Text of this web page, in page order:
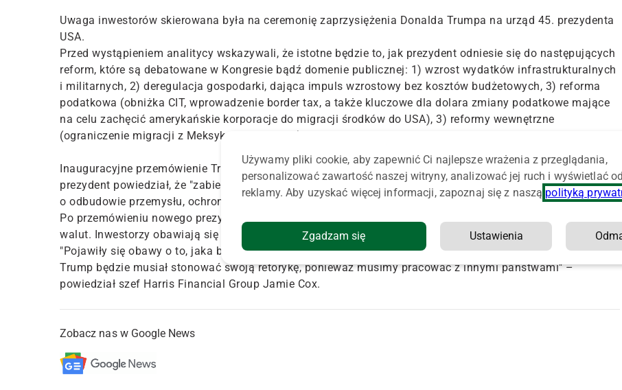
Uwaga inwestorów skierowana była na ceremonię zaprzysiężenia Donalda Trumpa na urząd 45. prezydenta
USA.
Przed wystąpieniem analitycy wskazywali, że istotne będzie to, jak prezydent odniesie się do następujących
reform, które są debatowane w Kongresie bądź domenie publicznej: 1) wzrost wydatków infrastrukturalnych
i militarnych, 2) deregulacja gospodarki, dająca impuls wzrostowy bez kosztów budżetowych, 3) reforma
podatkowa (obniżka CIT, wprowadzenie border tax, a także kluczowe dla dolara zmiany podatkowe mające
na celu zachęcić amerykańskie korporacje do migracji środków do USA), 3) reformy wewnętrzne
(ograniczenie migracji z Meksyku, Obamacare).
Inauguracyjne przemówienie Trumpa było echem haseł z jego kampanii wyborczej. Świeżo zaprzysiężony
prezydent powiedział, że "zabierze władzę z Waszyngtonu" i obiecał "koniec masakrowania Ameryki". Mówił
o odbudowie przemysłu, ochronie miejsc pracy i kierowaniu się dewizą "Ameryka przede wszystkim".
Po przemówieniu nowego prezydenta kurs dolara spadł w piątek w stosunku do sześciu najważniejszych
walut. Inwestorzy obawiają się protekcjonizmu nowej administracji i jej polityki handlowej.
"Pojawiły się obawy o to, jaka będzie polityka handlowa (…). Jest to zapewne pierwszy obszar, w którym
Trump będzie musiał stonować swoją retorykę, ponieważ musimy pracować z innymi państwami" –
powiedział szef Harris Financial Group Jamie Cox.
Zobacz nas w Google News
Używamy pliki cookie, aby zapewnić Ci najlepsze wrażenia z przeglądania,
personalizować zawartość naszej witryny, analizować jej ruch i wyświetlać
reklamy. Aby uzyskać więcej informacji, zapoznaj się z naszą polityką
Zgadzam się Ustawienia